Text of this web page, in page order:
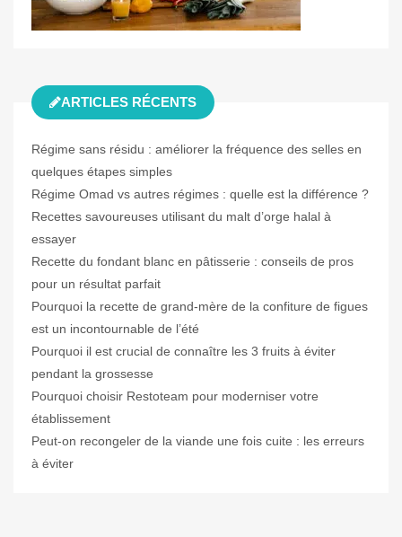
ARTICLES RÉCENTS
Régime sans résidu : améliorer la fréquence des selles en
quelques étapes simples
Régime Omad vs autres régimes : quelle est la différence ?
Recettes savoureuses utilisant du malt d’orge halal à
essayer
Recette du fondant blanc en pâtisserie : conseils de pros
pour un résultat parfait
Pourquoi la recette de grand-mère de la confiture de figues
est un incontournable de l’été
Pourquoi il est crucial de connaître les 3 fruits à éviter
pendant la grossesse
Pourquoi choisir Restoteam pour moderniser votre
établissement
Peut-on recongeler de la viande une fois cuite : les erreurs
à éviter